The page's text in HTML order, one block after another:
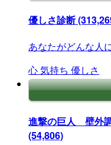
優しさ診断
あなたがどんな人
心気持ち 優しさ
進撃の巨人 壁外
(54,806)